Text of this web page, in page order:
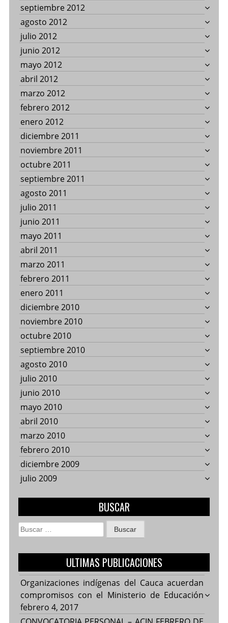
septiembre 2012
agosto 2012
julio 2012
junio 2012
mayo 2012
abril 2012
marzo 2012
febrero 2012
enero 2012
diciembre 2011
noviembre 2011
octubre 2011
septiembre 2011
agosto 2011
julio 2011
junio 2011
mayo 2011
abril 2011
marzo 2011
febrero 2011
enero 2011
diciembre 2010
noviembre 2010
octubre 2010
septiembre 2010
agosto 2010
julio 2010
junio 2010
mayo 2010
abril 2010
marzo 2010
febrero 2010
diciembre 2009
julio 2009
BUSCAR
Buscar:
ULTIMAS PUBLICACIONES
Organizaciones indígenas del Cauca acuerdan
compromisos con el Ministerio de Educación
febrero 4, 2017